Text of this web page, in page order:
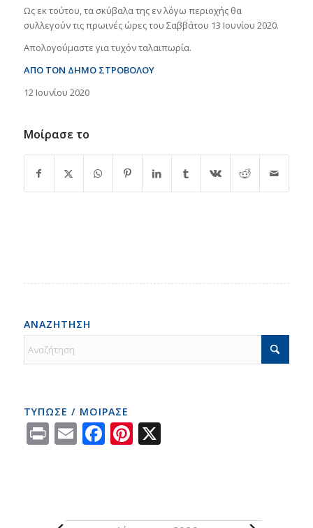
Ως εκ τούτου, τα σκύβαλα της εν λόγω περιοχής θα
συλλεγούν τις πρωινές ώρες του Σαββάτου 13 Ιουνίου 2020.
Απολογούμαστε για τυχόν ταλαιπωρία.
ΑΠΟ ΤΟΝ ΔΗΜΟ ΣΤΡΟΒΟΛΟΥ
12 Ιουνίου 2020
Μοίρασε το
ΑΝΑΖΗΤΗΣΗ
ΤΥΠΩΣΕ / ΜΟΙΡΑΣΕ
PrintEmailFacebook
Pinterest
X